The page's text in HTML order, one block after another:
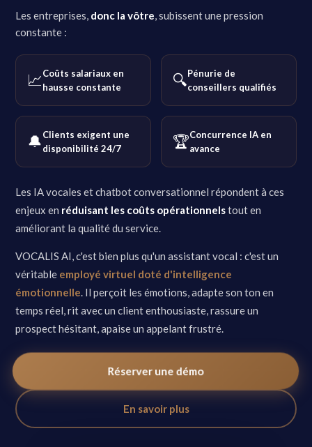
Les entreprises, donc la vôtre , subissent une pression
constante :
📈Coûts salariaux en
hausse constante
🔍Pénurie de
conseillers qualifiés
🔔Clients exigent une
disponibilité 24/7
🏆Concurrence IA en
avance
Les IA vocales et chatbot conversationnel répondent à ces
enjeux en réduisant les coûts opérationnelstout en
améliorant la qualité du service.
VOCALIS AI, c'est bien plus qu'un assistant vocal : c'est un
véritable employé virtuel doté d'intelligence
émotionnelle . Il perçoit les émotions, adapte son ton en
temps réel, rit avec un client enthousiaste, rassure un
prospect hésitant, apaise un appelant frustré.
Réserver une démo
En savoir plus